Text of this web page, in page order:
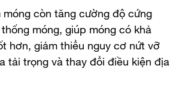
còn tăng cường độ cứng
móng, giúp móng có khả
hơn, giảm thiểu nguy cơ nứt vỡ
tải trọng và thay đổi điều kiện địa